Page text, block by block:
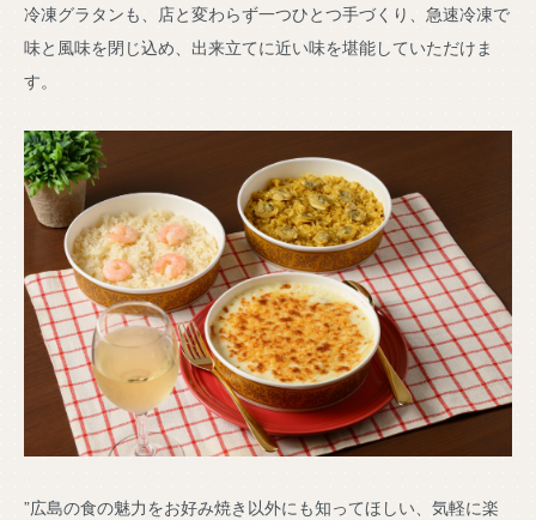
冷凍グラタンも、店と変わらず一つひとつ手づくり、急速冷凍で
味と風味を閉じ込め、出来立てに近い味を堪能していただけま
す。
”広島の食の魅力をお好み焼き以外にも知ってほしい、気軽に楽